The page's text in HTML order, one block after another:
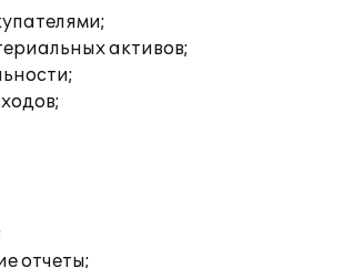
активов;
отчеты;